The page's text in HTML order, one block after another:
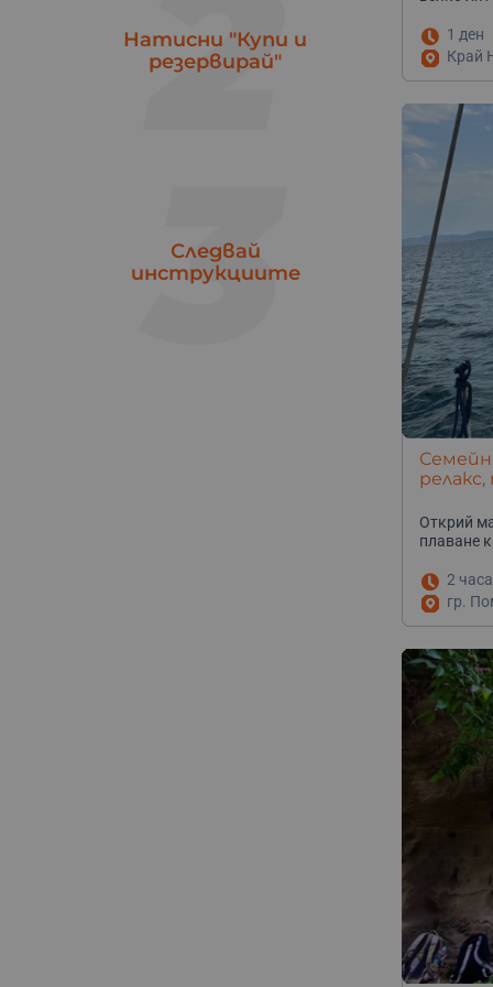
Ямбол
Натисни "Купи и
резервирай"
3
Следвай
инструкциите
1 ден
Край
Открий
плаване
2 часа
гр.